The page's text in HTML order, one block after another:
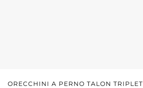
ORECCHINI A PERNO TALON TRIPLET